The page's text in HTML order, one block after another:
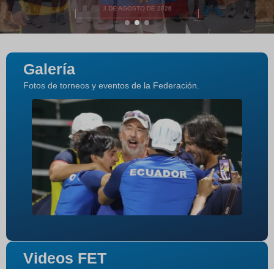
28 DE JULIO DE 2026
Galería
Fotos de torneos y eventos de la Federación.
Videos FET